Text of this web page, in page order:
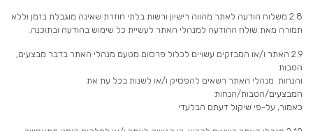
2.8 משלוח הודעה לאתר מהווה רישיון ורשות בלתי חוזרת שאינה מוגבלת בזמן וללא
תמורה מאת שולח ההודעה למנהלי האתר לעשיית כל שימוש בהודעה ובתוכנה.
2.9 האתר ו/או המבזקים עשויים לכלול פרסום מטעם מנהלי האתר בדבר מבצעים,
הטבות
והנחות. מנהלי האתר רשאים להפסיק ו/או לשנות בכל עת את
המבצעים/הטבות/הנחות
כאמור, על-פי שיקול דעתם הבלעדי.